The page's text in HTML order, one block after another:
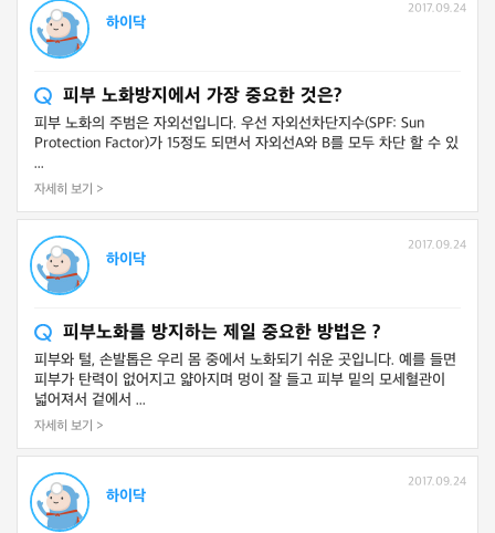
하이닥
2017.09.24
피부 노화방지에서 가장 중요한 것은?
피부 노화의 주범은 자외선입니다. 우선 자외선차단지수(SPF: Sun
Protection Factor)가 15정도 되면서 자외선A와 B를 모두 차단 할 수 있
...
자세히 보기 >
하이닥
2017.09.24
피부노화를 방지하는 제일 중요한 방법은 ?
피부와 털, 손발톱은 우리 몸 중에서 노화되기 쉬운 곳입니다. 예를 들면
피부가 탄력이 없어지고 얇아지며 멍이 잘 들고 피부 밑의 모세혈관이
넓어져서 겉에서 ...
자세히 보기 >
하이닥
2017.09.24